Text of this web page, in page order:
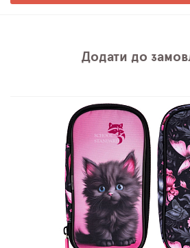
Додати до